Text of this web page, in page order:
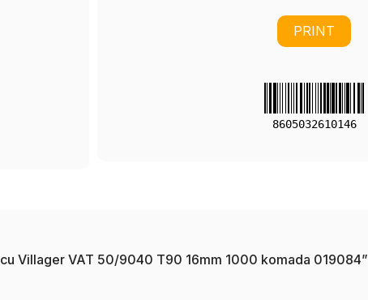
PRINT
8605032610146
Villager VAT 50/9040 T90 16mm 1000 komada 019084”